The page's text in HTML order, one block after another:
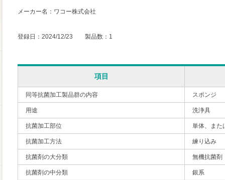
メーカー名：ワコー株式会社
登録日：2024/12/23 製品数：1
項目
同等抗菌加工製品群の内容 スポンジ
用途 洗浄具
抗菌加工部位 単体、また
抗菌加工方法 練り込み
抗菌剤の大分類 無機抗菌剤
抗菌剤の中分類 銀系